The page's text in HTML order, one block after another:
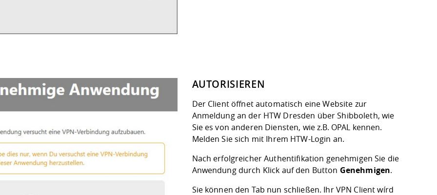
AUTORISIEREN
Der Client öffnet automatisch eine Website zur
Anmeldung an der HTW Dresden über Shibboleth, wie
Sie es von anderen Diensten, wie z.B. OPAL kennen.
Melden Sie sich mit Ihrem HTW-Login an.
Nach erfolgreicher Authentifikation genehmigen Sie die
Anwendung durch Klick auf den Button Genehmigen.
Sie können den Tab nun schließen. Ihr VPN Client wírd